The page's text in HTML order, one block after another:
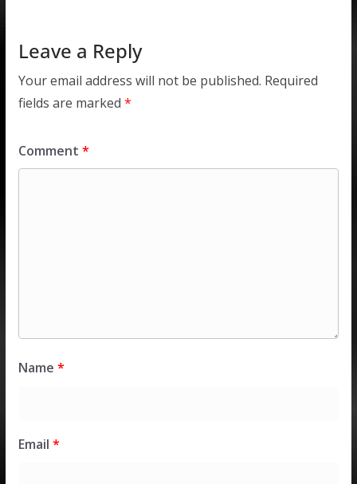
Leave a Reply
Your email address will not be published. Required
fields are marked *
Comment *
Name *
Email *